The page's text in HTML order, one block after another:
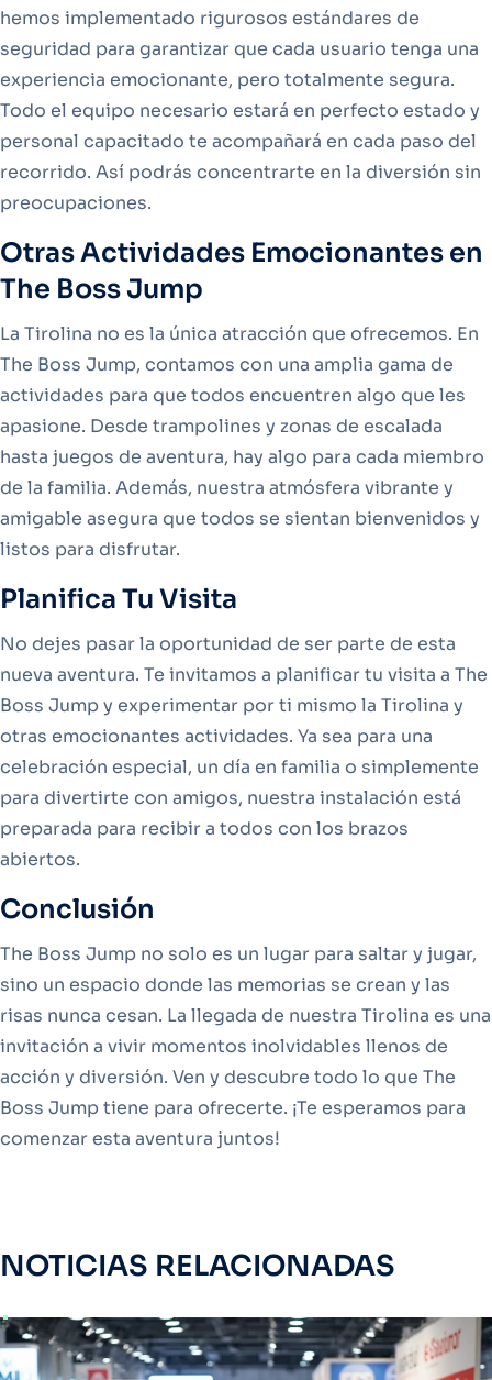
hemos implementado rigurosos estándares de
seguridad para garantizar que cada usuario tenga una
experiencia emocionante, pero totalmente segura.
Todo el equipo necesario estará en perfecto estado y
personal capacitado te acompañará en cada paso del
recorrido. Así podrás concentrarte en la diversión sin
preocupaciones.
Otras Actividades Emocionantes en
The Boss Jump
La Tirolina no es la única atracción que ofrecemos. En
The Boss Jump, contamos con una amplia gama de
actividades para que todos encuentren algo que les
apasione. Desde trampolines y zonas de escalada
hasta juegos de aventura, hay algo para cada miembro
de la familia. Además, nuestra atmósfera vibrante y
amigable asegura que todos se sientan bienvenidos y
listos para disfrutar.
Planifica Tu Visita
No dejes pasar la oportunidad de ser parte de esta
nueva aventura. Te invitamos a planificar tu visita a The
Boss Jump y experimentar por ti mismo la Tirolina y
otras emocionantes actividades. Ya sea para una
celebración especial, un día en familia o simplemente
para divertirte con amigos, nuestra instalación está
preparada para recibir a todos con los brazos
abiertos.
Conclusión
The Boss Jump no solo es un lugar para saltar y jugar,
sino un espacio donde las memorias se crean y las
risas nunca cesan. La llegada de nuestra Tirolina es una
invitación a vivir momentos inolvidables llenos de
acción y diversión. Ven y descubre todo lo que The
Boss Jump tiene para ofrecerte. ¡Te esperamos para
comenzar esta aventura juntos!
NOTICIAS RELACIONADAS